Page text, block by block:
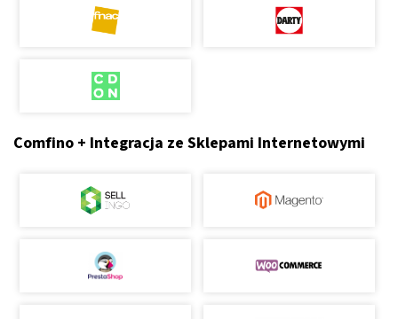
Comfino + Integracja ze Sklepami Internetowymi